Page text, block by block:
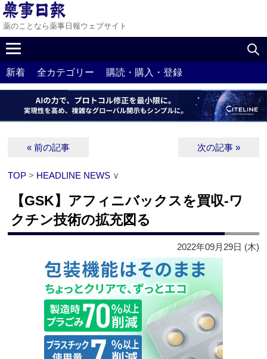
薬のことなら薬事日報ウェブサイト
新着 全カテゴリー 購読・購入・登録
« 前の記事 次の記事 »
TOP > HEADLINE NEWS ∨
【GSK】アフィニバックスを買収‐ワ
クチン技術の拡充図る
2022年09月29日 (木)